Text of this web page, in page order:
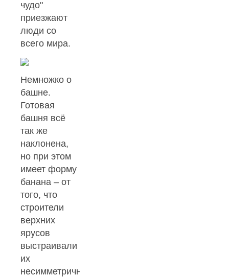
чудо"
приезжают
люди со
всего мира.
Немножко о
башне.
Готовая
башня всё
так же
наклонена,
но при этом
имеет форму
банана – от
того, что
строители
верхних
ярусов
выстраивали
их
несимметрично,